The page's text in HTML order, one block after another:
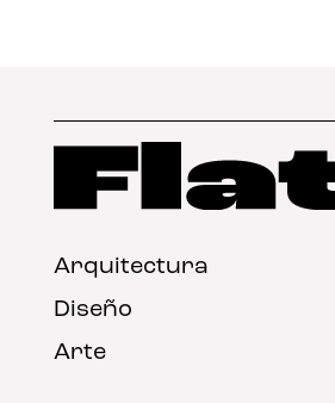
Arquitectura
Diseño
Arte